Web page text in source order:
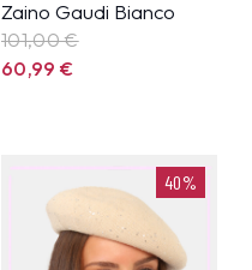
Zaino Gaudi Bianco
101,00 €
60,99€
40%